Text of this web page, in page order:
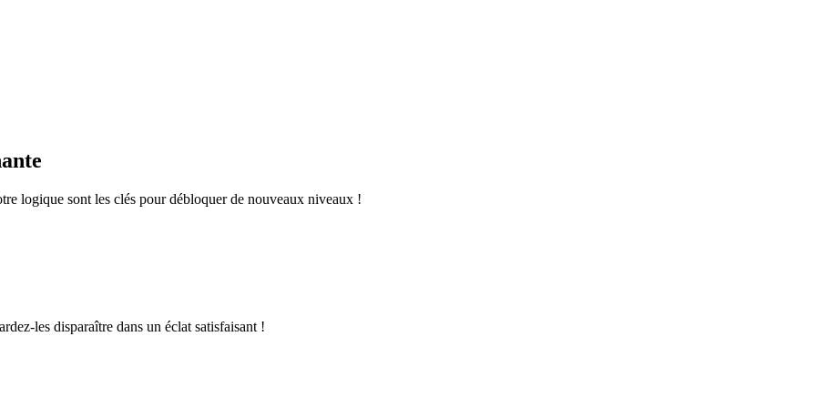
logique sont les clés pour débloquer de nouveaux niveaux !
les disparaître dans un éclat satisfaisant !